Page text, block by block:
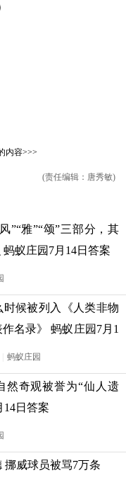
内容>>>
(责任编辑：唐秀敏)
”“雅”“颂”三部分，其
蚂蚁庄园7月14日答案
候被列入《人类非物
名录》 蚂蚁庄园7月1
蚂蚁庄园
然奇观被誉为“仙人遗
14日答案
挪威球员被骂7万条